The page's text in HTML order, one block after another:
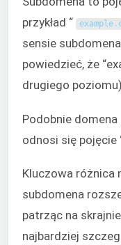
przykład “
example.
sensie
powiedzieć, że
drugiego
Podobnie
odnosi się pojęcie
Kluczowa różnica
subdomena
patrząc na
najbardziej